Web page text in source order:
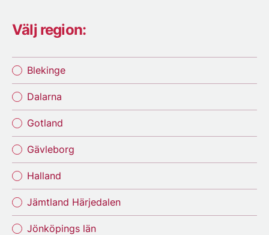
Välj region:
Blekinge
Dalarna
Gotland
Gävleborg
Halland
Jämtland Härjedalen
Jönköpings län